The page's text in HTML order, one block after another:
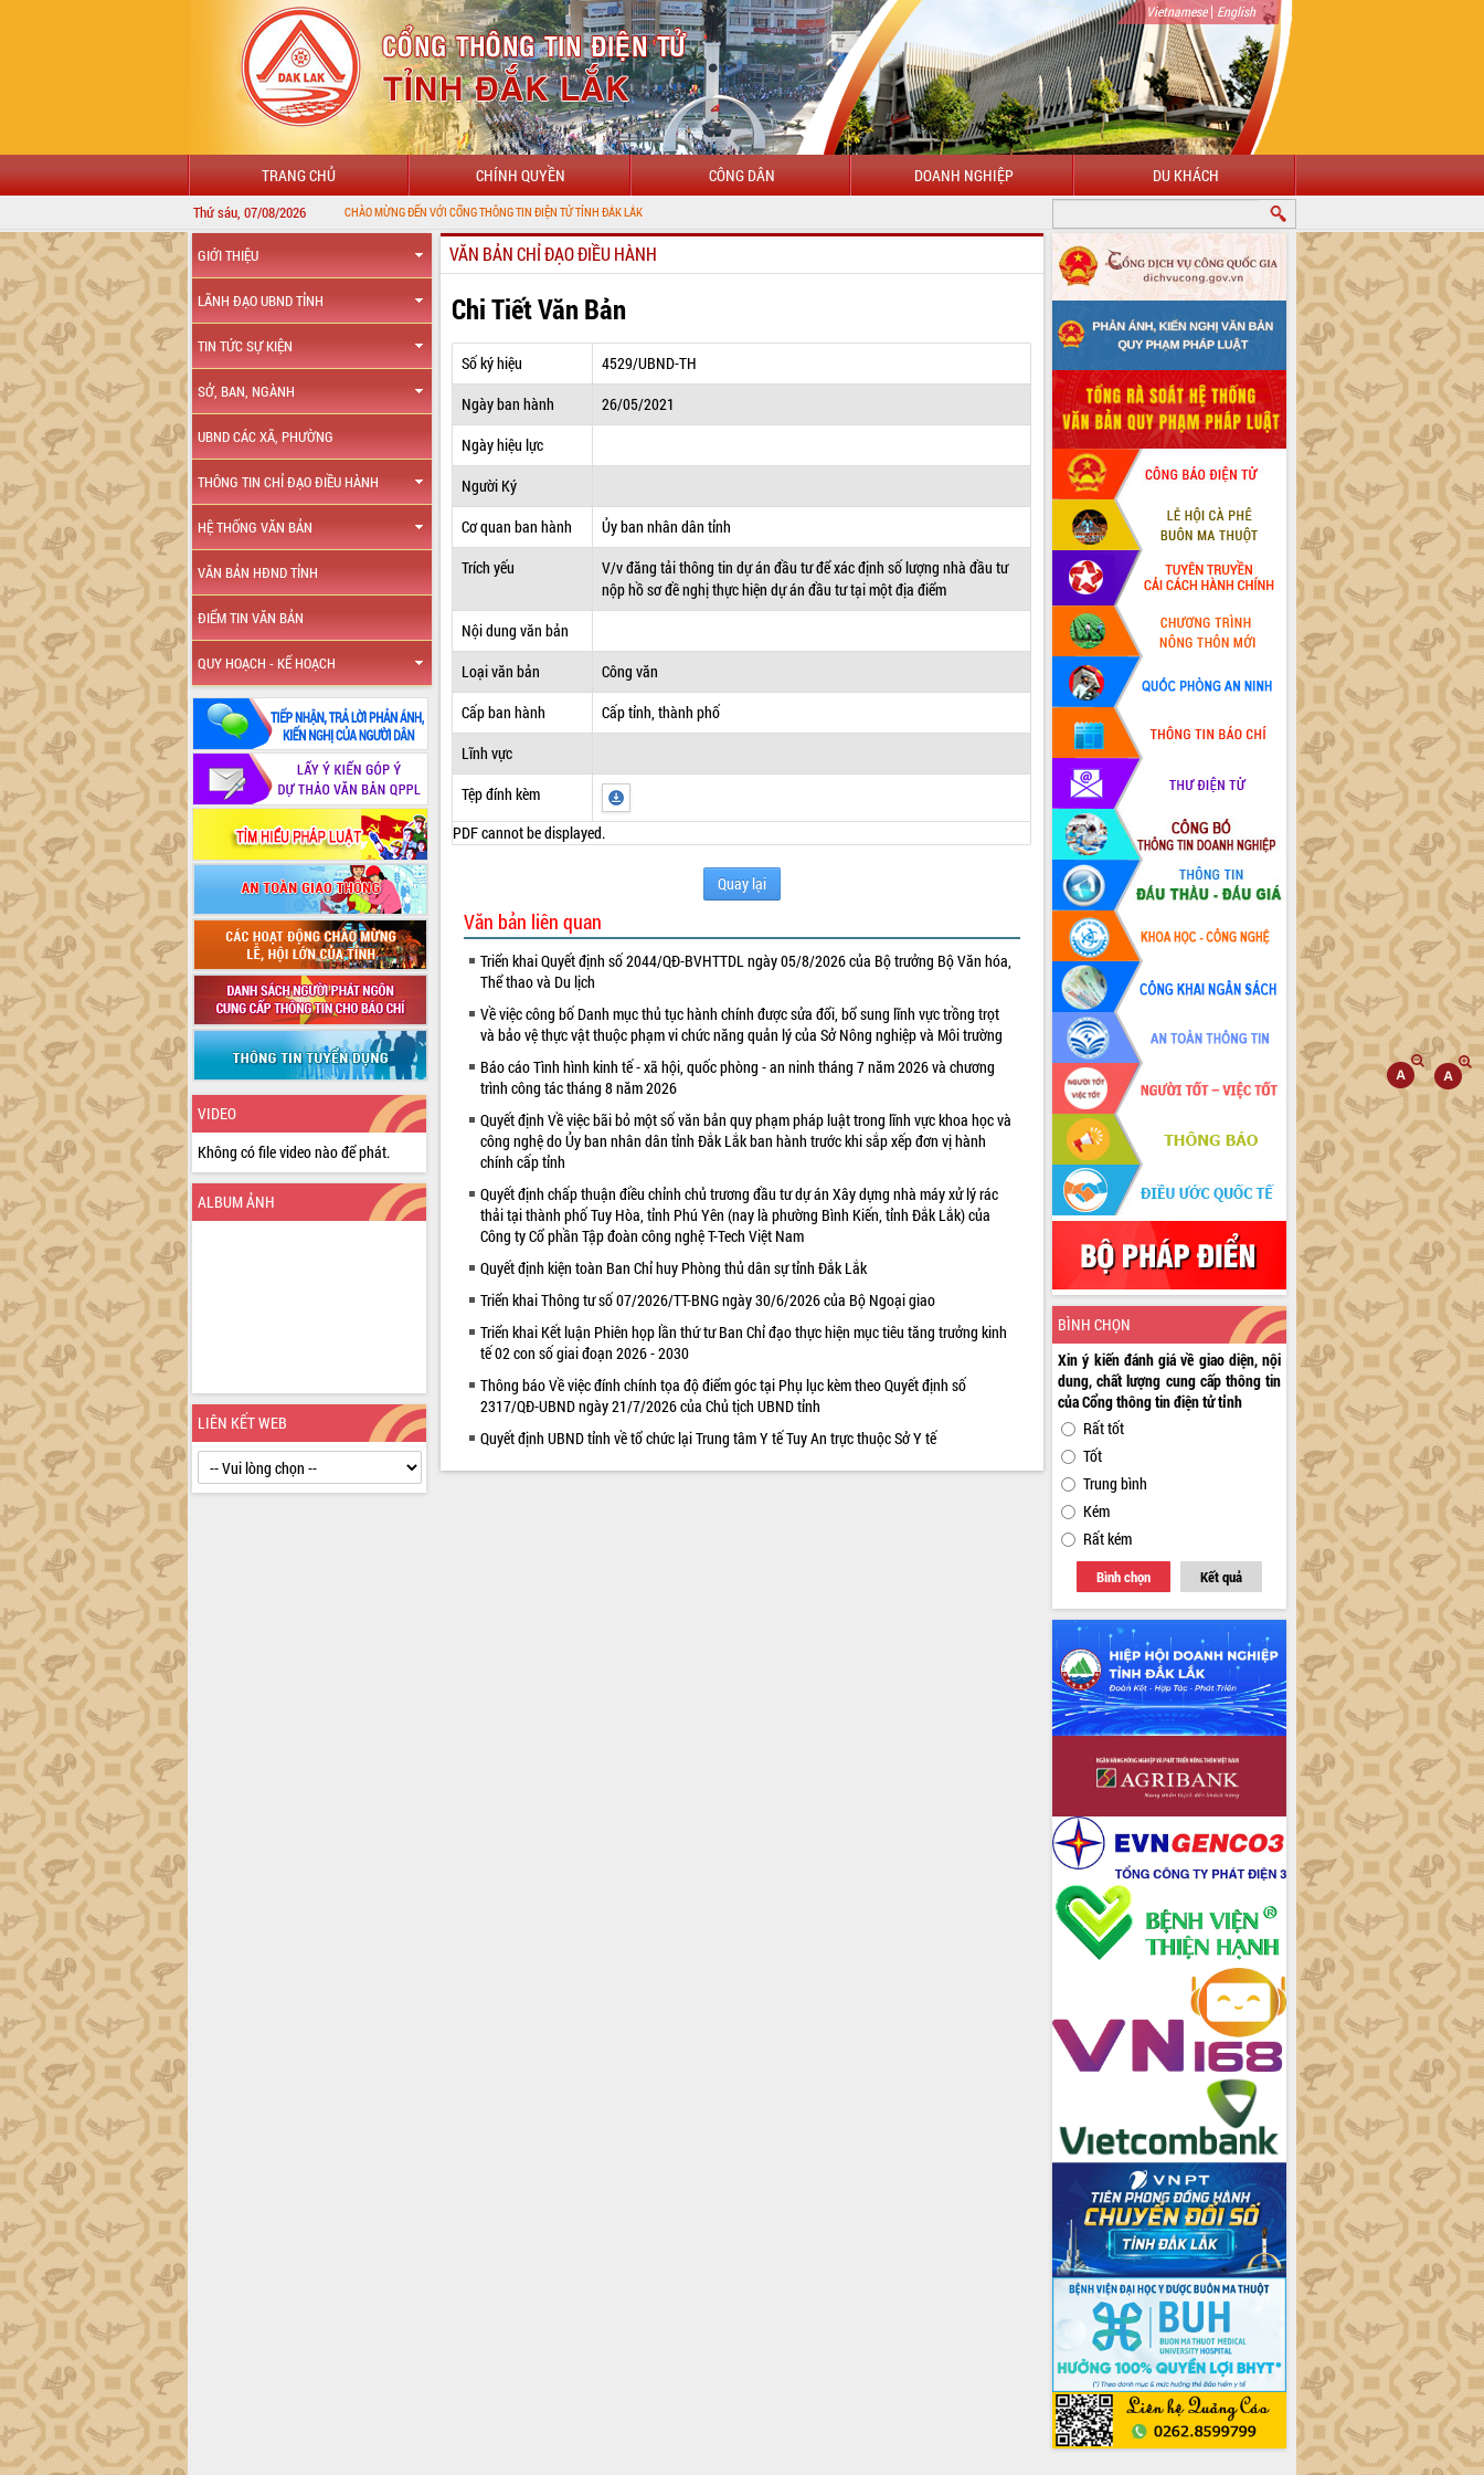
Vietnamese| English
TRANG CHỦ CHÍNH QUYỀN CÔNG DÂN DOANH NGHIỆP DU KHÁCH
Thứ sáu, 07/08/2026 CHÀO MỪNG ĐẾN VỚI CỔNG THÔNG TIN ĐIỆN TỬ TỈNH ĐẮK LẮK
GIỚI THIỆU
LÃNH ĐẠO UBND TỈNH
TIN TỨC SỰ KIỆN
SỞ, BAN, NGÀNH
UBND CÁC XÃ, PHƯỜNG
THÔNG TIN CHỈ ĐẠO ĐIỀU HÀNH
HỆ THỐNG VĂN BẢN
VĂN BẢN HĐND TỈNH
ĐIỂM TIN VĂN BẢN
QUY HOẠCH - KẾ HOẠCH
VIDEO
Không có file video nào để phát.
ALBUM ẢNH
LIÊN KẾT WEB
VĂN BẢN CHỈ ĐẠO ĐIỀU HÀNH
Chi Tiết Văn Bản
Số ký hiệu
4529/UBND-TH
Ngày ban hành
26/05/2021
Ngày hiệu lực
Người Ký
Cơ quan ban hành
Ủy ban nhân dân tỉnh
Trích yếu
V/v đăng tải thông tin dự án đầu tư để xác định số lượng nhà đầu tư
nộp hồ sơ đề nghị thực hiện dự án đầu tư tại một địa điểm
Nội dung văn bản
Loại văn bản
Công văn
Cấp ban hành
Cấp tỉnh, thành phố
Lĩnh vực
Tệp đính kèm
PDF cannot be displayed.
Quay lại
Văn bản liên quan
Triển khai Quyết định số 2044/QĐ-BVHTTDL ngày 05/8/2026 của Bộ trưởng Bộ Văn hóa,
Thể thao và Du lịch
Về việc công bố Danh mục thủ tục hành chính được sửa đổi, bổ sung lĩnh vực trồng trọt
và bảo vệ thực vật thuộc phạm vi chức năng quản lý của Sở Nông nghiệp và Môi trường
Báo cáo Tình hình kinh tế - xã hội, quốc phòng - an ninh tháng 7 năm 2026 và chương
trình công tác tháng 8 năm 2026
Quyết định Về việc bãi bỏ một số văn bản quy phạm pháp luật trong lĩnh vực khoa học và
công nghệ do Ủy ban nhân dân tỉnh Đắk Lắk ban hành trước khi sắp xếp đơn vị hành
chính cấp tỉnh
Quyết định chấp thuận điều chỉnh chủ trương đầu tư dự án Xây dựng nhà máy xử lý rác
thải tại thành phố Tuy Hòa, tỉnh Phú Yên (nay là phường Bình Kiến, tỉnh Đắk Lắk) của
Công ty Cổ phần Tập đoàn công nghệ T-Tech Việt Nam
Quyết định kiện toàn Ban Chỉ huy Phòng thủ dân sự tỉnh Đắk Lắk
Triển khai Thông tư số 07/2026/TT-BNG ngày 30/6/2026 của Bộ Ngoại giao
Triển khai Kết luận Phiên họp lần thứ tư Ban Chỉ đạo thực hiện mục tiêu tăng trưởng kinh
tế 02 con số giai đoạn 2026 - 2030
Thông báo Về việc đính chính tọa độ điểm góc tại Phụ lục kèm theo Quyết định số
2317/QĐ-UBND ngày 21/7/2026 của Chủ tịch UBND tỉnh
Quyết định UBND tỉnh về tổ chức lại Trung tâm Y tế Tuy An trực thuộc Sở Y tế
BÌNH CHỌN
Xin ý kiến đánh giá về giao diện, nội
dung, chất lượng cung cấp thông tin
của Cổng thông tin điện tử tỉnh
Rất tốt
Tốt
Trung bình
Kém
Rất kém
Bình chọn Kết quả